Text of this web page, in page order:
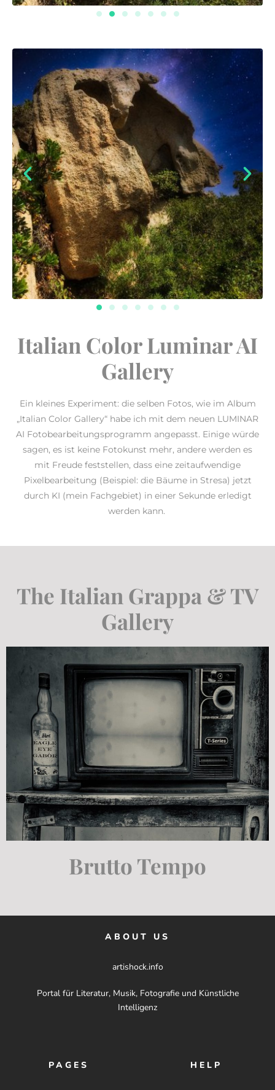
Italian Color Luminar AI
Gallery
Ein kleines Experiment: die selben Fotos, wie im Album
„Italian Color Gallery“ habe ich mit dem neuen LUMINAR
AI Fotobearbeitungsprogramm angepasst. Einige würde
sagen, es ist keine Fotokunst mehr, andere werden es
mit Freude feststellen, dass eine zeitaufwendige
Pixelbearbeitung (Beispiel: die Bäume in Stresa) jetzt
durch KI (mein Fachgebiet) in einer Sekunde erledigt
werden kann.
The Italian Grappa & TV
Gallery
Brutto Tempo
ABOUT US
artishock.info
Portal für Literatur, Musik, Fotografie und Künstliche
Intelligenz
PAGES HELP